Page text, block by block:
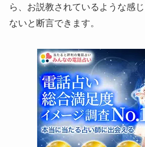
ら、お説教されているような感
ないと断言できます。